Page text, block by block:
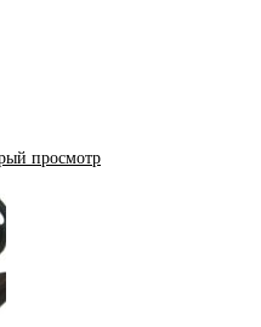
просмотр